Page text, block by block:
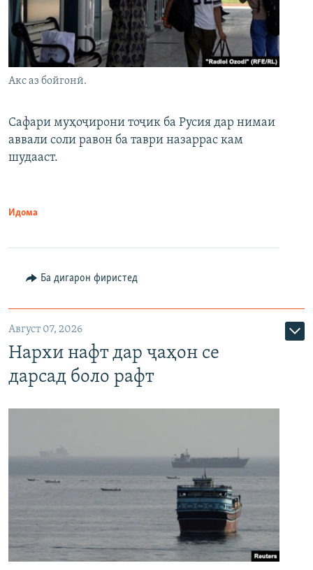
Акс аз бойгонӣ.
Сафари муҳоҷирони тоҷик ба Русия дар нимаи
аввали соли равон ба таври назаррас кам
шудааст.
Идома
Ба дигарон фиристед
Август 07, 2026
Нархи нафт дар ҷаҳон се
дарсад боло рафт